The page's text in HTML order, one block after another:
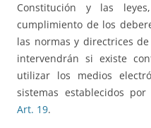
Constitución y las
cumplimiento de los
las normas y directrices
intervendrán si existe
utilizar los medios
sistemas establecidos
Art. 19.